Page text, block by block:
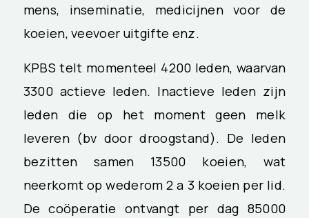
mens, inseminatie, medicijnen voor de
koeien, veevoer uitgifte enz.
KPBS telt momenteel 4200 leden, waarvan
3300 actieve leden. Inactieve leden zijn
leden die op het moment geen melk
leveren (bv door droogstand). De leden
bezitten samen 13500 koeien, wat
neerkomt op wederom 2 a 3 koeien per lid.
De coöperatie ontvangt per dag 85000